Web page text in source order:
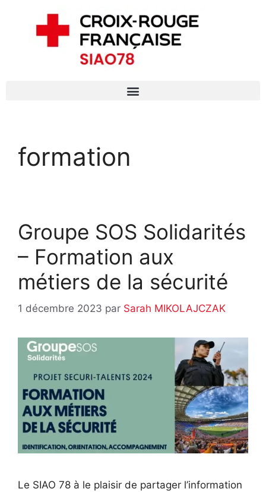
formation
Groupe SOS Solidarités
– Formation aux
métiers de la sécurité
1 décembre 2023 par Sarah MIKOLAJCZAK
Le SIAO 78 à le plaisir de partager l’information